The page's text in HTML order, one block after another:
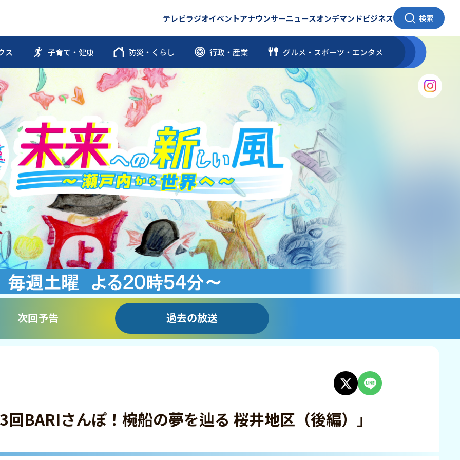
テレビラジオイベントアナウンサーニュースオンデマンドビジネス 検索
ス 子育て・健康 防災・くらし 行政・産業 グルメ・スポーツ ・ エンタメ
次回予告 過去の放送
BARIさんぽ！椀船の夢を辿る 桜井地区（後編）」